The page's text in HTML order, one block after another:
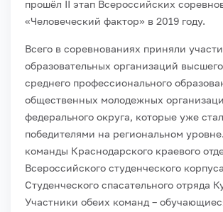
прошёл II этап Всероссийских
«Человеческий фактор» в 2019 году.
Всего в соревнованиях приняли
образовательных организаций
среднего профессионального
общественных молодежных
федерального округа, которые уже
победителями на региональном
команды Краснодарского краевого
Всероссийского студенческого
Студенческого спасательного отряда
Участники обеих команд –